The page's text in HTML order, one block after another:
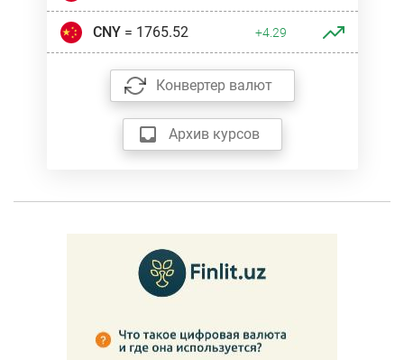
CNY= 1765.52 +4.29
Конвертер валют
Архив курсов